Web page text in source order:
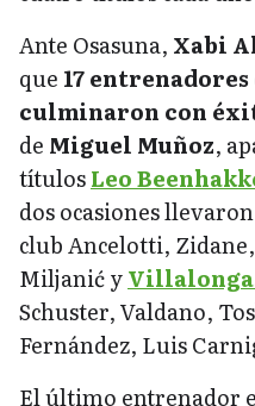
Ante Osasuna, Xabi
que 17
culminaron con
de Miguel Muñoz,
títulosLeo
dos ocasiones
club Ancelotti,
Miljanić y
Schuster, Valdano,
Fernández, Luis
El último entrenador